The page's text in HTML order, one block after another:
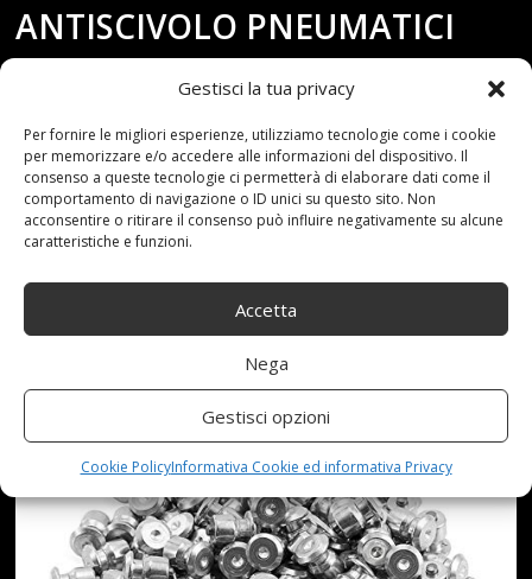
Gestisci la tua privacy
Per fornire le migliori esperienze, utilizziamo tecnologie come i cookie
per memorizzare e/o accedere alle informazioni del dispositivo. Il
consenso a queste tecnologie ci permetterà di elaborare dati come il
comportamento di navigazione o ID unici su questo sito. Non
acconsentire o ritirare il consenso può influire negativamente su alcune
caratteristiche e funzioni.
Accetta
Nega
Gestisci opzioni
Cookie PolicyInformativa Cookie ed informativa Privacy
ANTISCIVOLO PNEUMATICI
DA NEVE PNEUMATICI
RUOTE SPUNTE FOR
BORCHIE IN LEGA DURA 8-10-